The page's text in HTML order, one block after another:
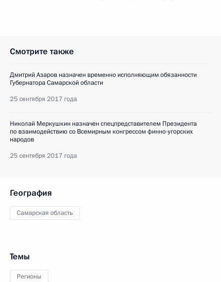
Смотрите также
Дмитрий Азаров назначен временно исполняющим обязанности
Губернатора Самарской области
25 сентября 2017 года
Николай Меркушкин назначен спецпредставителем Президента
по взаимодействию со Всемирным конгрессом финно-угорских
народов
25 сентября 2017 года
География
Самарская область
Темы
Регионы